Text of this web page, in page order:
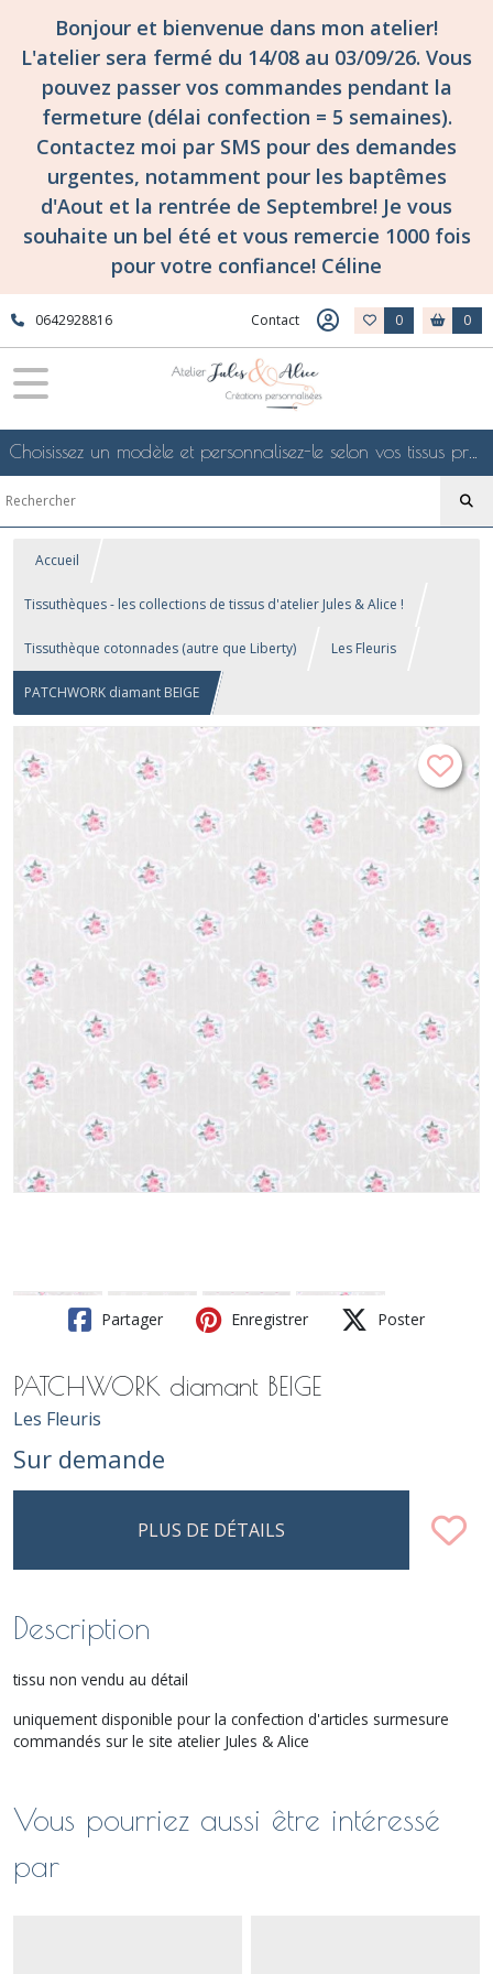
Bonjour et bienvenue dans mon atelier!
L'atelier sera fermé du 14/08 au 03/09/26. Vous
pouvez passer vos commandes pendant la
fermeture (délai confection = 5 semaines).
Contactez moi par SMS pour des demandes
urgentes, notamment pour les baptêmes
d'Aout et la rentrée de Septembre! Je vous
souhaite un bel été et vous remercie 1000 fois
pour votre confiance! Céline
0642928816 Contact 0 0
Choisissez un modèle et personnalisez-le selon vos tissus préférés de mes collections en ligne, je le confectionnerai selon vos souhaits
Accueil
Tissuthèques - les collections de tissus d'atelier Jules & Alice !
Tissuthèque cotonnades (autre que Liberty) Les Fleuris
PATCHWORK diamant BEIGE
Partager Enregistrer Poster
PATCHWORK diamant BEIGE
Les Fleuris
Sur demande
PLUS DE DÉTAILS
Description
tissu non vendu au détail
uniquement disponible pour la confection d'articles surmesure
commandés sur le site atelier Jules & Alice
Vous pourriez aussi être intéressé
par